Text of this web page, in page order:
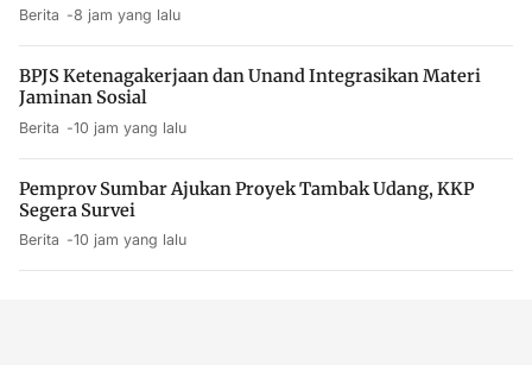
Berita 8 jam yang lalu
BPJS Ketenagakerjaan dan Unand Integrasikan Materi
Jaminan Sosial
Berita 10 jam yang lalu
Pemprov Sumbar Ajukan Proyek Tambak Udang, KKP
Segera Survei
Berita 10 jam yang lalu